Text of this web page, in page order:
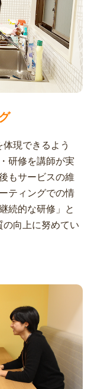
現できるよう
研修を講師が実
もサービスの維
ティングでの情
続的な研修」と
向上に努めてい